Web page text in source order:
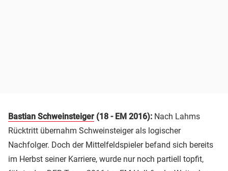
Bastian Schweinsteiger (18 - EM 2016): Nach Lahms
Rücktritt übernahm Schweinsteiger als logischer
Nachfolger. Doch der Mittelfeldspieler befand sich bereits
im Herbst seiner Karriere, wurde nur noch partiell topfit,